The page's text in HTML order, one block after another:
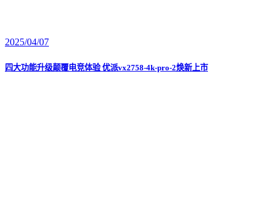
2025/04/07
四大功能升级颠覆电竞体验 优派vx2758-4k-pro-2焕新上市